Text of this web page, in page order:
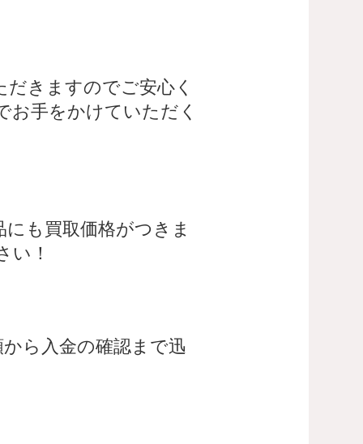
きますのでご安心く
お手をかけていただく
も買取価格がつきま
い！
ら入金の確認まで迅